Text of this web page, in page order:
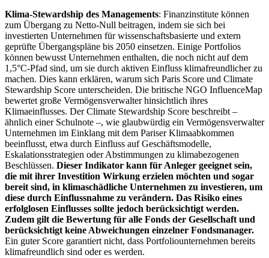
Klima-Stewardship des Managements: Finanzinstitute können
zum Übergang zu Netto-Null beitragen, indem sie sich bei
investierten Unternehmen für wissenschaftsbasierte und extern
geprüfte Übergangspläne bis 2050 einsetzen. Einige Portfolios
können bewusst Unternehmen enthalten, die noch nicht auf dem
1,5°C-Pfad sind, um sie durch aktiven Einfluss klimafreundlicher zu
machen. Dies kann erklären, warum sich Paris Score und Climate
Stewardship Score unterscheiden. Die britische NGO InfluenceMap
bewertet große Vermögensverwalter hinsichtlich ihres
Klimaeinflusses. Der Climate Stewardship Score beschreibt –
ähnlich einer Schulnote –, wie glaubwürdig ein Vermögensverwalter
Unternehmen im Einklang mit dem Pariser Klimaabkommen
beeinflusst, etwa durch Einfluss auf Geschäftsmodelle,
Eskalationsstrategien oder Abstimmungen zu klimabezogenen
Beschlüssen. Dieser Indikator kann für Anleger geeignet sein,
die mit ihrer Investition Wirkung erzielen möchten und sogar
bereit sind, in klimaschädliche Unternehmen zu investieren, um
diese durch Einflussnahme zu verändern. Das Risiko eines
erfolglosen Einflusses sollte jedoch berücksichtigt werden.
Zudem gilt die Bewertung für alle Fonds der Gesellschaft und
berücksichtigt keine Abweichungen einzelner Fondsmanager.
Ein guter Score garantiert nicht, dass Portfoliounternehmen bereits
klimafreundlich sind oder es werden.